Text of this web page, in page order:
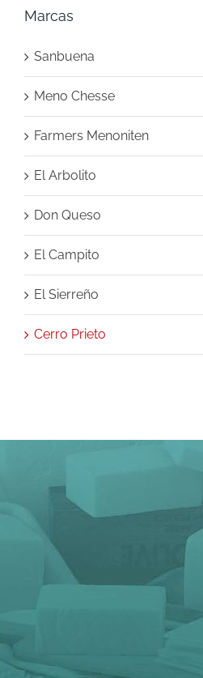
Marcas
Sanbuena
Meno Chesse
Farmers Menoniten
El Arbolito
Don Queso
El Campito
El Sierreño
Cerro Prieto